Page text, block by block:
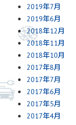
2019年7月
2019年6月
2018年12月
2018年11月
2018年10月
2017年8月
2017年7月
2017年6月
2017年5月
2017年4月